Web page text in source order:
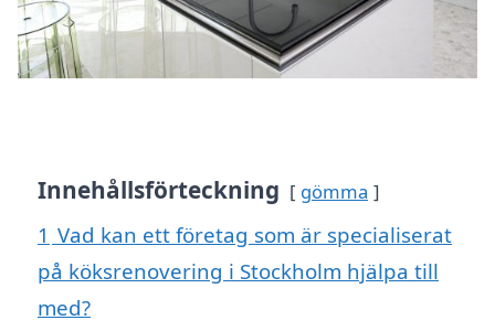
Innehållsförteckning gömma
1 Vad kan ett företag som är specialiserat
på köksrenovering i Stockholm hjälpa till
med?